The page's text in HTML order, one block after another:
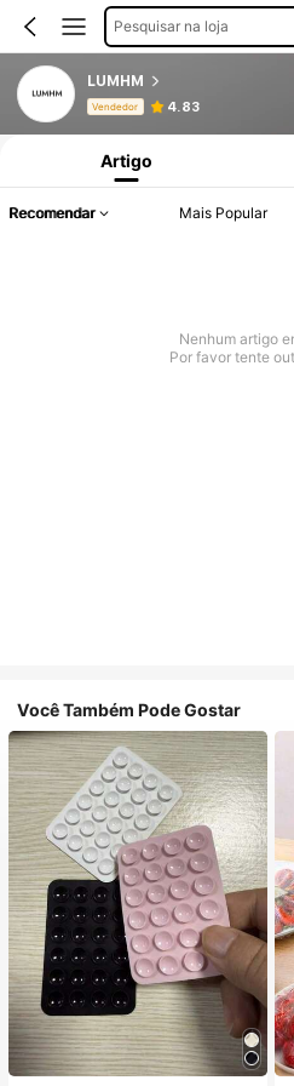
Pesquisar na loja
LUMHM
Vendedor 4.83
Informações do Produto: Divulgação de
Artigo
Recomendar Mais Popular
Nenhum artigo
Por favor tente
Você Também Pode Gostar